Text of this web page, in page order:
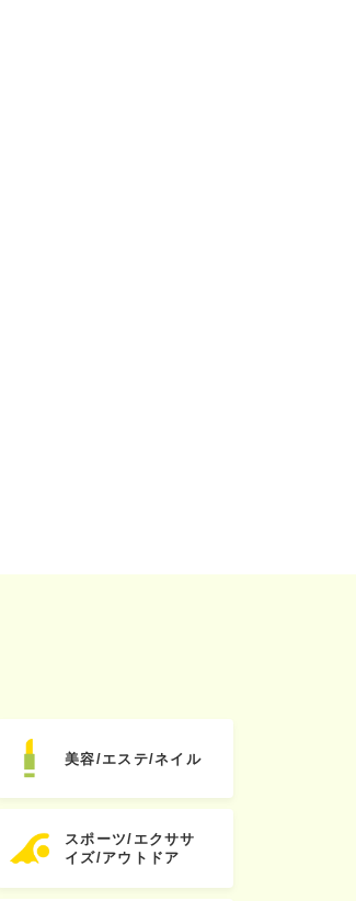
美容/エステ/ネイル
スポーツ/エクササ
イズ/アウトドア